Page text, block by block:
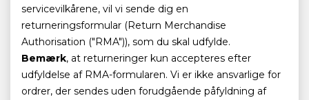
servicevilkårene, vil vi sende dig en
returneringsformular (Return Merchandise
Authorisation ("RMA")), som du skal udfylde.
Bemærk, at returneringer kun accepteres efter
udfyldelse af RMA-formularen. Vi er ikke ansvarlige for
ordrer, der sendes uden forudgående påfyldning af